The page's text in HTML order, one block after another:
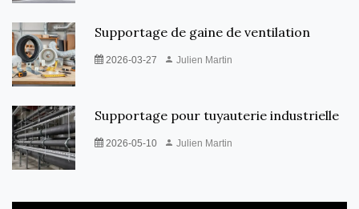
Supportage de gaine de ventilation
2026-03-27 Julien Martin
Supportage pour tuyauterie industrielle
2026-05-10 Julien Martin